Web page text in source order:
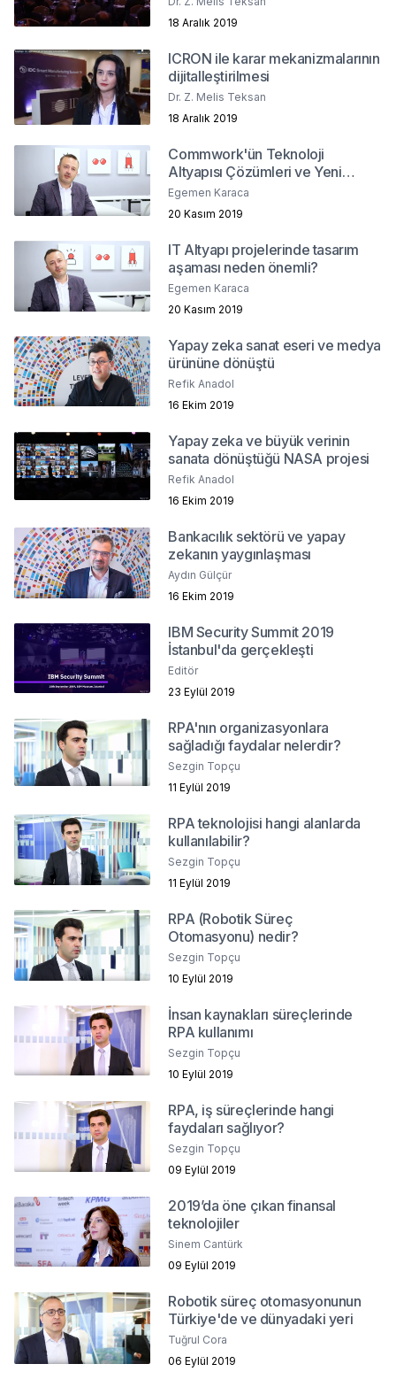
18 Aralık 2019
ICRON ile karar mekanizmalarının
dijitalleştirilmesi
Dr. Z. Melis Teksan
18 Aralık 2019
Commwork'ün Teknoloji
Altyapısı Çözümleri ve Yeni
Teknolojilere Yaklaşımları
Egemen Karaca
20 Kasım 2019
IT Altyapı projelerinde tasarım
aşaması neden önemli?
Egemen Karaca
20 Kasım 2019
Yapay zeka sanat eseri ve medya
ürününe dönüştü
Refik Anadol
16 Ekim 2019
Yapay zeka ve büyük verinin
sanata dönüştüğü NASA projesi
Refik Anadol
16 Ekim 2019
Bankacılık sektörü ve yapay
zekanın yaygınlaşması
Aydın Gülçür
16 Ekim 2019
IBM Security Summit 2019
İstanbul'da gerçekleşti
Editör
23 Eylül 2019
RPA'nın organizasyonlara
sağladığı faydalar nelerdir?
Sezgin Topçu
11 Eylül 2019
RPA teknolojisi hangi alanlarda
kullanılabilir?
Sezgin Topçu
11 Eylül 2019
RPA (Robotik Süreç
Otomasyonu) nedir?
Sezgin Topçu
10 Eylül 2019
İnsan kaynakları süreçlerinde
RPA kullanımı
Sezgin Topçu
10 Eylül 2019
RPA, iş süreçlerinde hangi
faydaları sağlıyor?
Sezgin Topçu
09 Eylül 2019
2019’da öne çıkan finansal
teknolojiler
Sinem Cantürk
09 Eylül 2019
Robotik süreç otomasyonunun
Türkiye'de ve dünyadaki yeri
Tuğrul Cora
06 Eylül 2019